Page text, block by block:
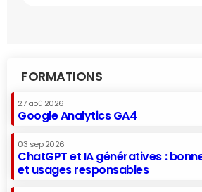
FORMATIONS
27 aoû 2026
Google Analytics GA4
03 sep 2026
ChatGPT et IA génératives :
et usages responsables